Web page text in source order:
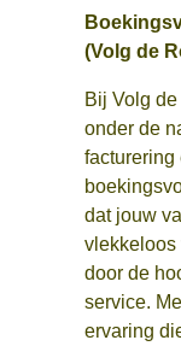
(Volg de
Bij Volg
onder de
facturering
dat jouw
vlekkeloos
door de
service.
ervaring